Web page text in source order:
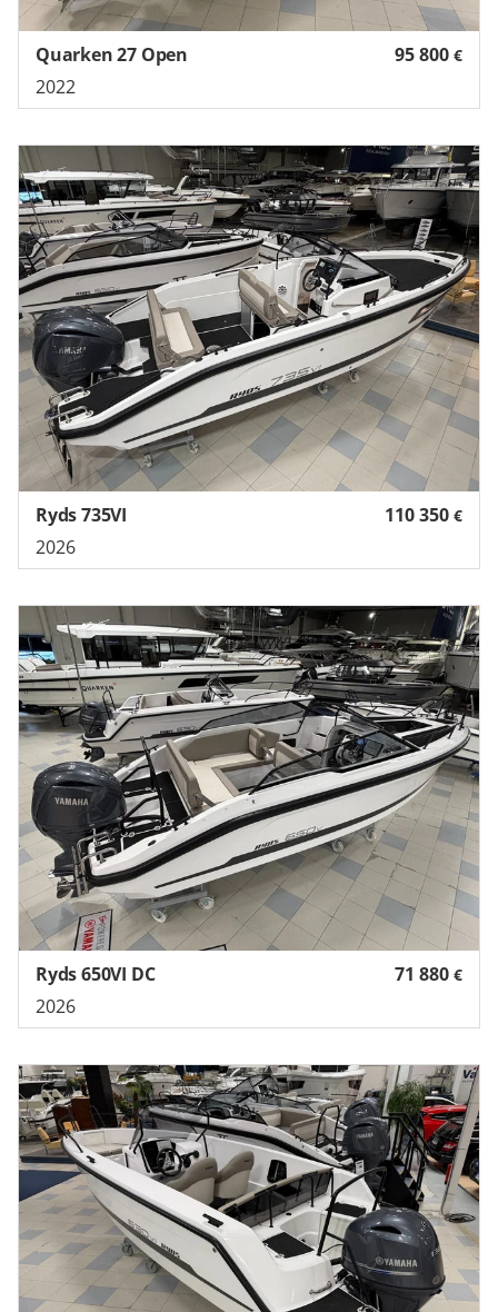
95 800 €
Quarken 27 Open
2022
110 350 €
Ryds 735VI
2026
71 880 €
Ryds 650VI DC
2026